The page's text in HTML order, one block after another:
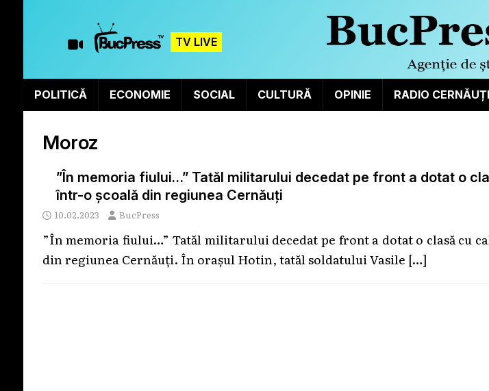
TV LIVE
POLITICĂ ECONOMIE SOCIAL CULTURĂ OPINIE RADIO CERNĂUȚI
Moroz
”În memoria fiului…” Tatăl militarului decedat pe front a dotat o
într-o școală din regiunea Cernăuți
10.02.2023 BucPress
”În memoria fiului…” Tatăl militarului decedat pe front a dotat o clasă cu
din regiunea Cernăuți. În orașul Hotin, tatăl soldatului Vasile […]